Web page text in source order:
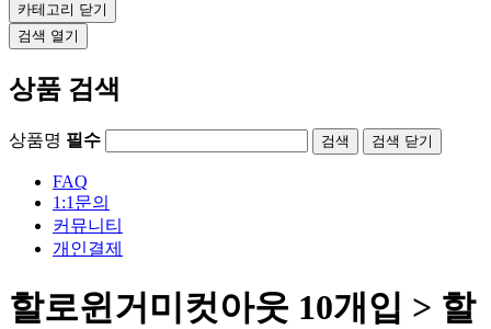
카테고리 닫기
검색 열기
상품 검색
상품명 필수 검색 닫기
FAQ
1:1문의
커뮤니티
개인결제
할로윈거미컷아웃 10개입 > 할